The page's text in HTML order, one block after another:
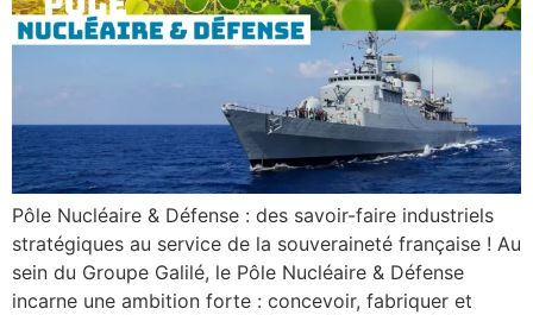
Pôle Nucléaire & Défense : des savoir-faire industriels
stratégiques au service de la souveraineté française ! Au
sein du Groupe Galilé, le Pôle Nucléaire & Défense
incarne une ambition forte : concevoir, fabriquer et